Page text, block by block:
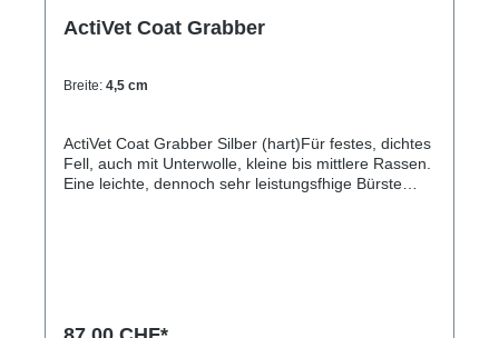
ActiVet Coat Grabber
Breite: 4,5 cm
ActiVet Coat Grabber Silber (hart)Für festes, dichtes
Fell, auch mit Unterwolle, kleine bis mittlere Rassen.
Eine leichte, dennoch sehr leistungsfhige Bürste